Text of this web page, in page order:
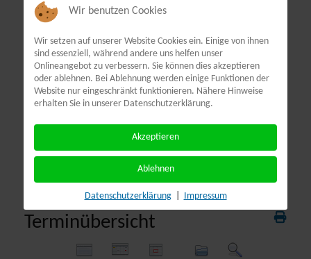
Terminübersicht
Wir benutzen Cookies
Wir setzen auf unserer Website Cookies ein. Einige von ihnen
sind essenziell, während andere uns helfen unser
Onlineangebot zu verbessern. Sie können dies akzeptieren
oder ablehnen. Bei Ablehnung werden einige Funktionen der
Website nur eingeschränkt funktionieren. Nähere Hinweise
erhalten Sie in unserer Datenschutzerklärung.
Akzeptieren
Ablehnen
Datenschutzerklärung Impressum